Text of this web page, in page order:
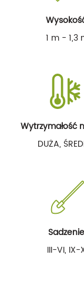
1 m - 1,3
Wytrzymałość
DUŻA,
III-VI, IX-